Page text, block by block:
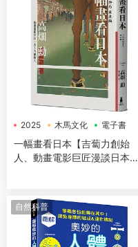
2025 木馬文化 電子書
一幅畫看日本【吉蔔力創始
人、動畫電影巨匠漫談日本傳
自然科普